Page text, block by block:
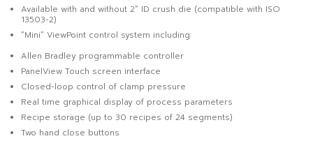
Available with and without 2” ID crush die (compatible with ISO
13503-2)
“Mini” ViewPoint control system including:
Allen Bradley programmable controller
PanelView Touch screen interface
Closed-loop control of clamp pressure
Real time graphical display of process parameters
Recipe storage (up to 30 recipes of 24 segments)
Two hand close buttons